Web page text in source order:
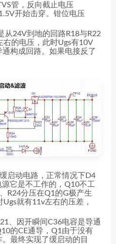
管，反向截止电压
开始击穿。钳位电压
从24V到地的回路R18与R22
右的电压，此时Ugs有10V
构成回路。如果电接反了
启动电路，正常情况下D4
它是不工作的，Q10不工
R24分压在Q1的G极产生
就有11v左右的压差，
、因开瞬间C36电容是导通
的CE通导，Q1由于没有
最终实现了缓启动的目